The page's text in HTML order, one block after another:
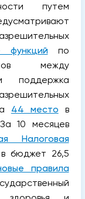
путем
функцийпо
между
поддержка
44 место в
10 месяцев
Налоговая
бюджет 26,5
правила